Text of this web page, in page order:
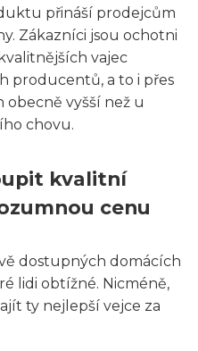
přináší prodejcům
Zákazníci jsou ochotni
vajec
producentů, a to i přes
obecně vyšší než u
chovu.
kvalitní
cenu
dostupných domácích
lidi obtížné. Nicméně,
ty nejlepší vejce za